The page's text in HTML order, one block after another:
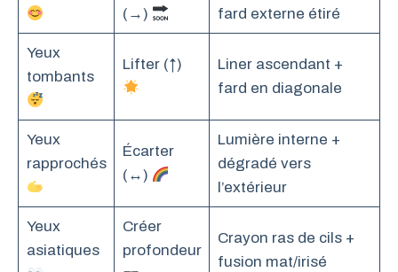
(→)
fard externe étiré
Yeux
tombants
Lifter (↑)
Liner ascendant +
fard en diagonale
Yeux
rapprochés
Écarter
( ↔️)
Lumière interne +
dégradé vers
l’extérieur
Yeux
asiatiques
Créer
profondeur
Crayon ras de cils +
fusion mat/irisé